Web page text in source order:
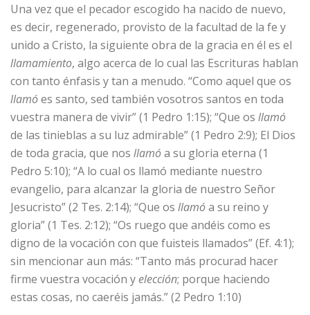
Una vez que el pecador escogido ha nacido de nuevo,
es decir, regenerado, provisto de la facultad de la fe y
unido a Cristo, la siguiente obra de la gracia en él es el
llamamiento, algo acerca de lo cual las Escrituras hablan
con tanto énfasis y tan a menudo. “Como aquel que os
llamóes santo, sed también vosotros santos en toda
vuestra manera de vivir” (1 Pedro 1:15); “Que os llamó
de las tinieblas a su luz admirable” (1 Pedro 2:9); El Dios
de toda gracia, que nos llamóa su gloria eterna (1
Pedro 5:10); “A lo cual os llamó mediante nuestro
evangelio, para alcanzar la gloria de nuestro Señor
Jesucristo” (2 Tes. 2:14); “Que os llamóa su reino y
gloria” (1 Tes. 2:12); “Os ruego que andéis como es
digno de la vocación con que fuisteis llamados” (Ef. 4:1);
sin mencionar aun más: “Tanto más procurad hacer
firme vuestra vocación yelección; porque haciendo
estas cosas, no caeréis jamás.” (2 Pedro 1:10)